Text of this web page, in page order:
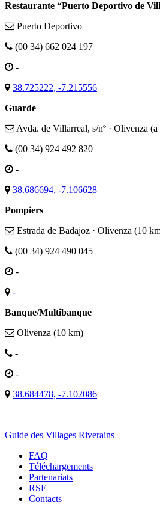
Restaurante “Puerto Deportivo de
Puerto Deportivo
(00 34) 662 024 197
-
38.725222, -7.215556
Guarde
Avda. de Villarreal, s/nº · Olivenza
(00 34) 924 492 820
-
38.686694, -7.106628
Pompiers
Estrada de Badajoz · Olivenza (10
(00 34) 924 490 045
-
-
Banque/Multibanque
Olivenza (10 km)
-
-
38.684478, -7.102086
Guide des Villages Riverains
FAQ
Téléchargements
Partenariats
RSE
Contacts